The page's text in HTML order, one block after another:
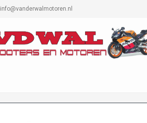
info@vanderwalmotoren.nl